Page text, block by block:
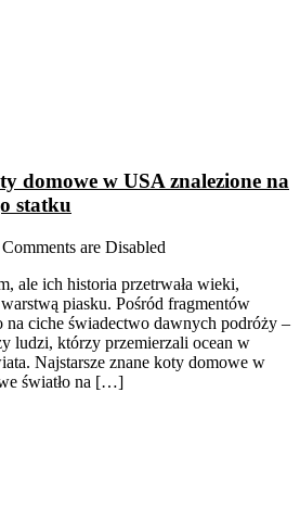
domowe w USA znalezione na
statku
Comments are Disabled
ale ich historia przetrwała wieki,
piasku. Pośród fragmentów
na ciche świadectwo dawnych podróży –
ludzi, którzy przemierzali ocean w
Najstarsze znane koty domowe w
światło na […]